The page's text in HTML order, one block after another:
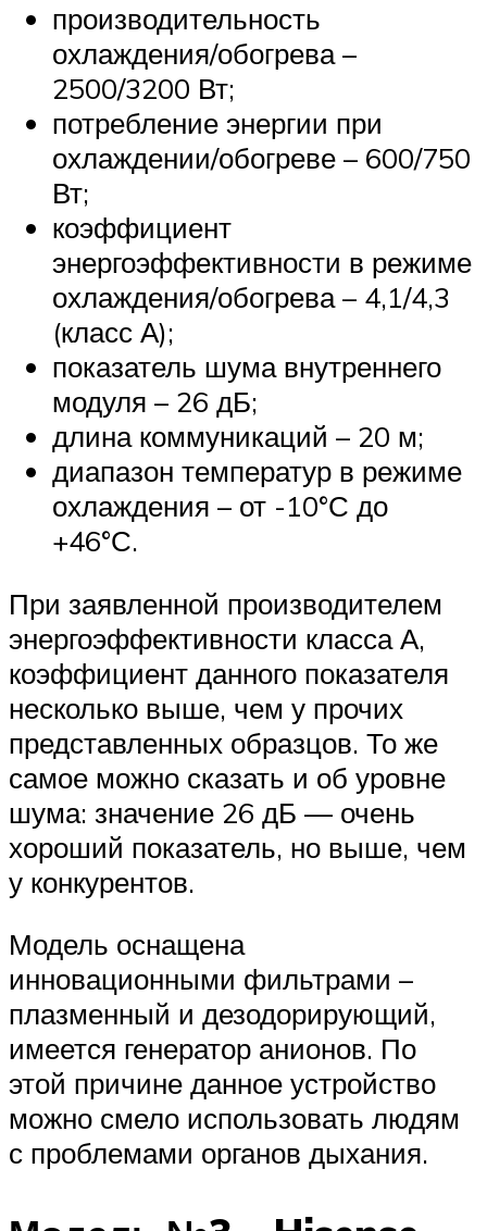
производительность
охлаждения/обогрева –
2500/3200 Вт;
потребление энергии при
охлаждении/обогреве – 600/750
Вт;
коэффициент
энергоэффективности в режиме
охлаждения/обогрева – 4,1/4,3
(класс А);
показатель шума внутреннего
модуля – 26 дБ;
длина коммуникаций – 20 м;
диапазон температур в режиме
охлаждения – от -10°С до
+46°С.
При заявленной производителем
энергоэффективности класса А,
коэффициент данного показателя
несколько выше, чем у прочих
представленных образцов. То же
самое можно сказать и об уровне
шума: значение 26 дБ — очень
хороший показатель, но выше, чем
у конкурентов.
Модель оснащена
инновационными фильтрами –
плазменный и дезодорирующий,
имеется генератор анионов. По
этой причине данное устройство
можно смело использовать людям
с проблемами органов дыхания.